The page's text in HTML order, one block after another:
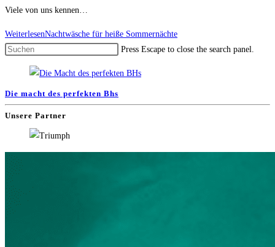
Viele von uns kennen…
WeiterlesenNachtwäsche für heiße Sommernächte
Press Escape to close the search panel.
Die macht des perfekten Bhs
Unsere Partner